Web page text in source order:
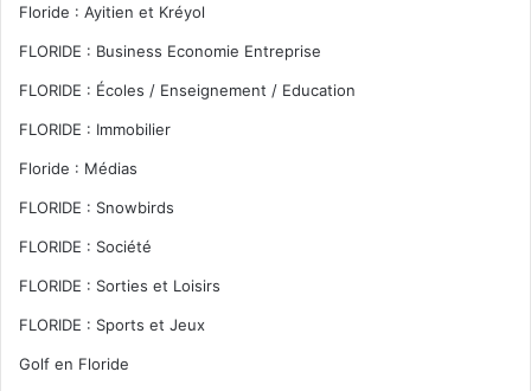
Floride : Ayitien et Kréyol
FLORIDE : Business Economie Entreprise
FLORIDE : Écoles / Enseignement / Education
FLORIDE : Immobilier
Floride : Médias
FLORIDE : Snowbirds
FLORIDE : Société
FLORIDE : Sorties et Loisirs
FLORIDE : Sports et Jeux
Golf en Floride